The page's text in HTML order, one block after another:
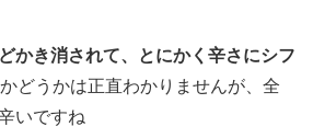
かき消されて、とにかく辛さにシフ
どうかは正直わかりませんが、全
いですね